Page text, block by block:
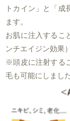
トカイン」と「成
ます。
お肌に注入するこ
ンチエイジン効果
※頭皮に注射する
毛も可能にしました